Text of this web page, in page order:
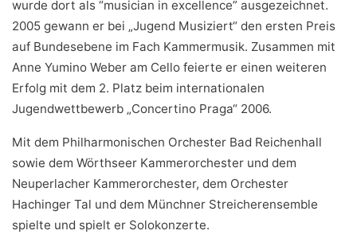
wurde dort als “musician in excellence” ausgezeichnet.
2005 gewann er bei „Jugend Musiziert“ den ersten Preis
auf Bundesebene im Fach Kammermusik. Zusammen mit
Anne Yumino Weber am Cello feierte er einen weiteren
Erfolg mit dem 2. Platz beim internationalen
Jugendwettbewerb „Concertino Praga“ 2006.
Mit dem Philharmonischen Orchester Bad Reichenhall
sowie dem Wörthseer Kammerorchester und dem
Neuperlacher Kammerorchester, dem Orchester
Hachinger Tal und dem Münchner Streicherensemble
spielte und spielt er Solokonzerte.